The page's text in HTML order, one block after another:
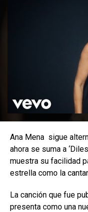
Ana Mena sigue
ahora se suma a
muestra su facilidad
estrella como la
La canción que fue
presenta como una